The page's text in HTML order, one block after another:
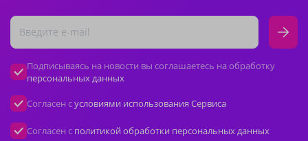
Подписываясь на новости вы соглашаетесь на обработку
персональных данных
Согласен сусловиями использования Сервиса
Согласен с политикой обработки персональных данных